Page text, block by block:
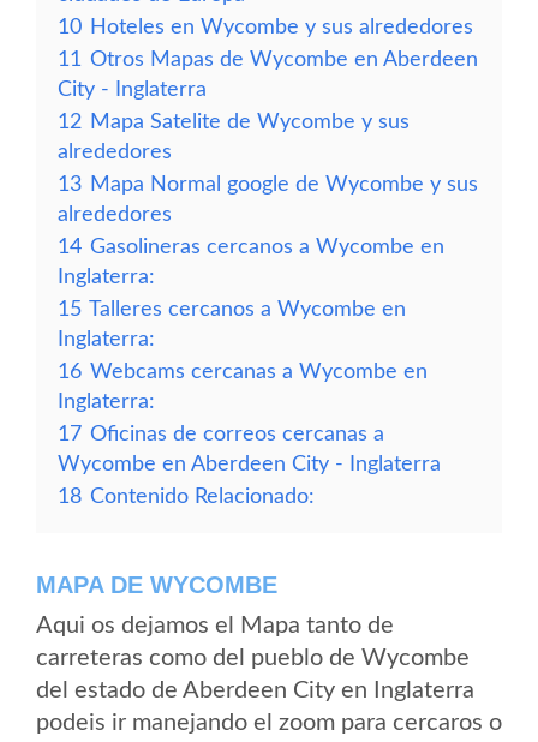
10 Hoteles en Wycombe y sus alrededores
11 Otros Mapas de Wycombe en Aberdeen
City - Inglaterra
12 Mapa Satelite de Wycombe y sus
alrededores
13 Mapa Normal google de Wycombe y sus
alrededores
14 Gasolineras cercanos a Wycombe en
Inglaterra:
15 Talleres cercanos a Wycombe en
Inglaterra:
16 Webcams cercanas a Wycombe en
Inglaterra:
17 Oficinas de correos cercanas a
Wycombe en Aberdeen City - Inglaterra
18 Contenido Relacionado:
MAPA DE WYCOMBE
Aqui os dejamos el Mapa tanto de
carreteras como del pueblo de Wycombe
del estado de Aberdeen City en Inglaterra
podeis ir manejando el zoom para cercaros o